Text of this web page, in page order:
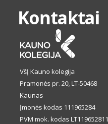
Kontaktai
VšĮ Kauno kolegija
Pramonės pr. 20, LT-50468
Kaunas
Įmonės kodas 111965284
PVM mok. kodas LT119652811